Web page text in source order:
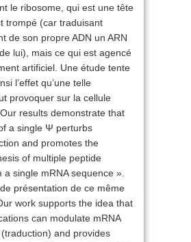
le ribosome, qui est une tête
trompé (car traduisant
de son propre ADN un ARN
lui), mais ce qui est agencé
artificiel. Une étude tente
l’effet qu’une telle
provoquer sur la cellule
results demonstrate that
a single Ψ perturbs
and promotes the
of multiple peptide
a single mRNA sequence ».
présentation de ce même
work supports the idea that
can modulate mRNA
and provides